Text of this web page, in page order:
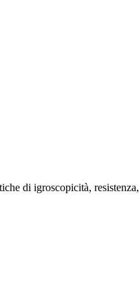
di igroscopicità,